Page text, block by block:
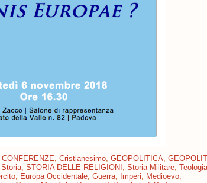
CONFERENZE, Cristianesimo, GEOPOLITICA,
Storia, STORIA DELLE RELIGIONI , Storia Militare, Teologia
, Europa Occidentale, Guerra, Imperi, Medioevo,